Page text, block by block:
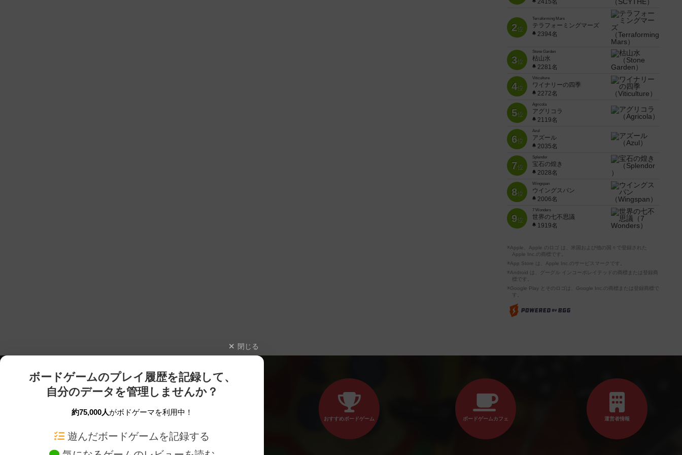
2415名
2位
Terraforming Mars
テラフォーミングマーズ
2394名
3位
Stone Garden
枯山水
2281名
4位
Viticulture
ワイナリーの四季
2272名
5位
Agricola
アグリコラ
2119名
6位
Azul
アズール
2035名
7位
Splendor
宝石の煌き
2028名
8位
Wingspan
ウイングスパン
2006名
9位
7 Wonders
世界の七不思議
1919名
※Apple、Apple のロゴ は、米国および他の国々で登録された
Apple Inc.の商標です。
※App Store は、Apple Inc.のサービスマークです。
※Android は、グーグル インコーポレイテッドの商標または登録商
標です。
※Google Play とそのロゴは、Google Inc.の商標または登録商標で
す。
閉じる
ボードゲームのプレイ履歴を記録して、
自分のデータを管理しませんか？
約75,000人がボドゲーマを利用中！
遊んだボードゲームを記録する
おすすめボードゲーム ボードゲームカフェ 運営者情報